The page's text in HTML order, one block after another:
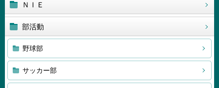
ＮＩＥ
部活動
野球部
サッカー部